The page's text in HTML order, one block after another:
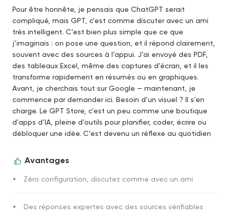
Pour être honnête, je pensais que ChatGPT serait
compliqué, mais GPT, c’est comme discuter avec un ami
très intelligent. C’est bien plus simple que ce que
j’imaginais : on pose une question, et il répond clairement,
souvent avec des sources à l’appui. J’ai envoyé des PDF,
des tableaux Excel, même des captures d’écran, et il les
transforme rapidement en résumés ou en graphiques.
Avant, je cherchais tout sur Google — maintenant, je
commence par demander ici. Besoin d’un visuel ? Il s’en
charge. Le GPT Store, c’est un peu comme une boutique
d’apps d’IA, pleine d’outils pour planifier, coder, écrire ou
débloquer une idée. C’est devenu un réflexe au quotidien
Avantages
Zéro configuration, discutez comme avec un ami
Des réponses expertes avec des sources vérifiables